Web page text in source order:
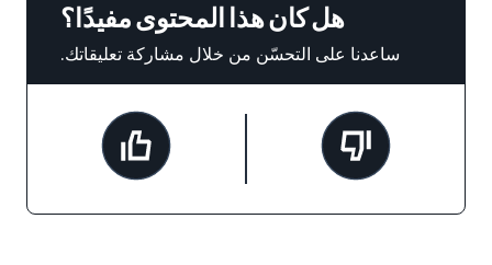
هل كان هذا المحتوى مفيدًا؟
ساعدنا على التحسّن من خلال مشاركة تعليقاتك.